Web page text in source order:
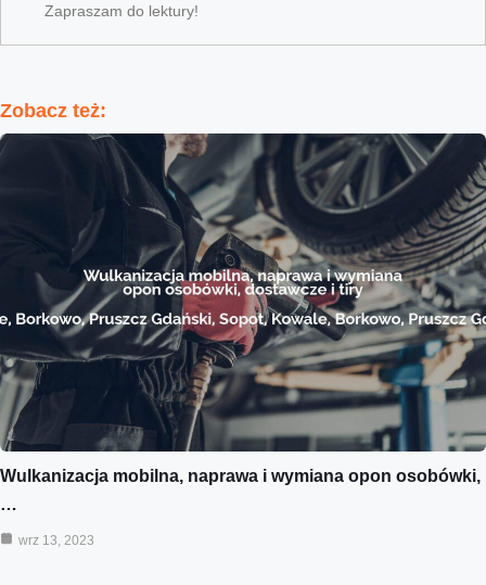
Zapraszam do lektury!
Zobacz też:
Wulkanizacja mobilna, naprawa i wymiana opon osobówki,
…
wrz 13, 2023